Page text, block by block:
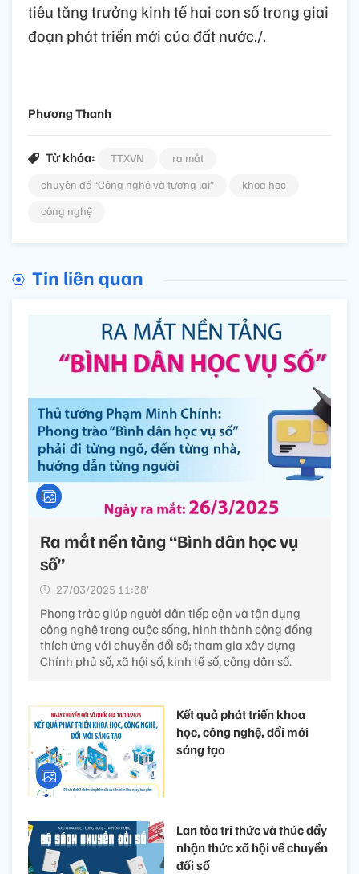
tiêu tăng trưởng kinh tế hai con số trong giai
đoạn phát triển mới của đất nước./.
Phương Thanh
Từ khóa: TTXVN
ra mắt
chuyên đề “Công nghệ và tương lai”
khoa học
công nghệ
Tin liên quan
Ra mắt nền tảng “Bình dân học vụ
số”
27/03/2025 11:38’
Phong trào giúp người dân tiếp cận và tận dụng
công nghệ trong cuộc sống, hình thành cộng đồng
thích ứng với chuyển đổi số; tham gia xây dựng
Chính phủ số, xã hội số, kinh tế số, công dân số.
Kết quả phát triển khoa
học, công nghệ, đổi mới
sáng tạo
Lan tỏa tri thức và thúc đẩy
nhận thức xã hội về chuyển
đổi số